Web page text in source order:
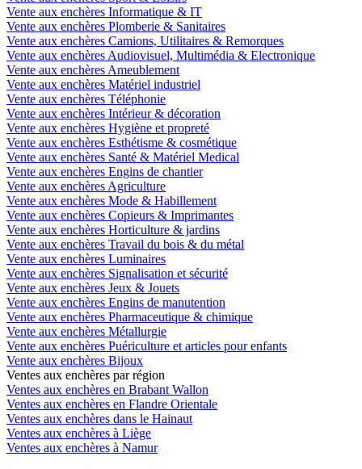
Vente aux enchères Informatique & IT
Vente aux enchères Plomberie & Sanitaires
Vente aux enchères Camions, Utilitaires & Remorques
Vente aux enchères Audiovisuel, Multimédia & Electronique
Vente aux enchères Ameublement
Vente aux enchères Matériel industriel
Vente aux enchères Téléphonie
Vente aux enchères Intérieur & décoration
Vente aux enchères Hygiène et propreté
Vente aux enchères Esthétisme & cosmétique
Vente aux enchères Santé & Matériel Medical
Vente aux enchères Engins de chantier
Vente aux enchères Agriculture
Vente aux enchères Mode & Habillement
Vente aux enchères Copieurs & Imprimantes
Vente aux enchères Horticulture & jardins
Vente aux enchères Travail du bois & du métal
Vente aux enchères Luminaires
Vente aux enchères Signalisation et sécurité
Vente aux enchères Jeux & Jouets
Vente aux enchères Engins de manutention
Vente aux enchères Pharmaceutique & chimique
Vente aux enchères Métallurgie
Vente aux enchères Puériculture et articles pour enfants
Vente aux enchères Bijoux
Ventes aux enchères par région
Ventes aux enchères en Brabant Wallon
Ventes aux enchères en Flandre Orientale
Ventes aux enchères dans le Hainaut
Ventes aux enchères à Liège
Ventes aux enchères à Namur